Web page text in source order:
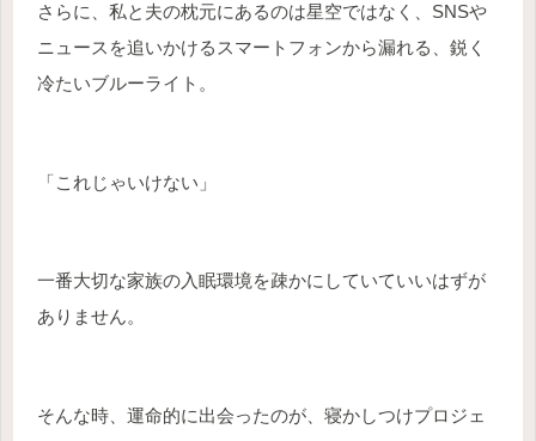
さらに、私と夫の枕元にあるのは星空ではなく、SNSや
ニュースを追いかけるスマートフォンから漏れる、鋭く
冷たいブルーライト。
「これじゃいけない」
一番大切な家族の入眠環境を疎かにしていていいはずが
ありません。
そんな時、運命的に出会ったのが、寝かしつけプロジェ